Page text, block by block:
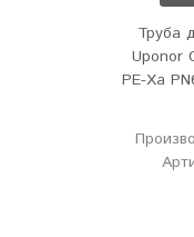
Труба
Uponor
PE-Xa